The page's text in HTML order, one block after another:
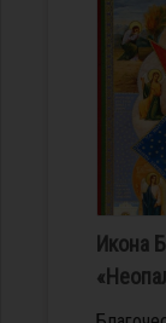
Икона